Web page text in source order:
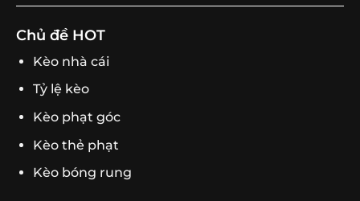
Chủ đề HOT
Kèo nhà cái
Tỷ lệ kèo
Kèo phạt góc
Kèo thẻ phạt
Kèo bóng rung